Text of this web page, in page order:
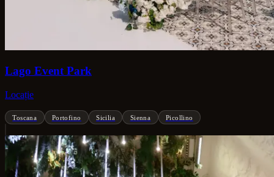
Lago Event Park
Locație
Toscana Portofino Sicilia Sienna Picollino